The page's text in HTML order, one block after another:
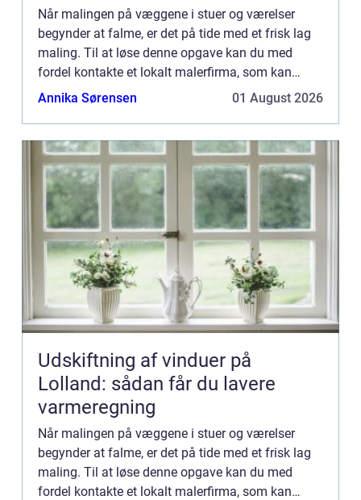
Når malingen på væggene i stuer og værelser
begynder at falme, er det på tide med et frisk lag
maling. Til at løse denne opgave kan du med
fordel kontakte et lokalt malerfirma, som kan
udføre dit malerarbej...
Annika Sørensen 01 August 2026
Udskiftning af vinduer på
Lolland: sådan får du lavere
varmeregning
Når malingen på væggene i stuer og værelser
begynder at falme, er det på tide med et frisk lag
maling. Til at løse denne opgave kan du med
fordel kontakte et lokalt malerfirma, som kan